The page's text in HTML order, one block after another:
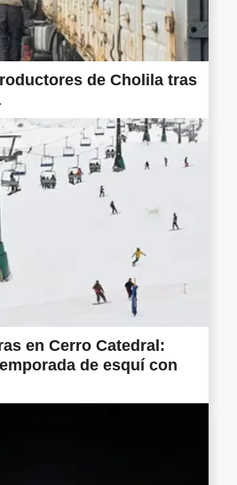
de Cholila tras
en Cerro Catedral:
de esquí con